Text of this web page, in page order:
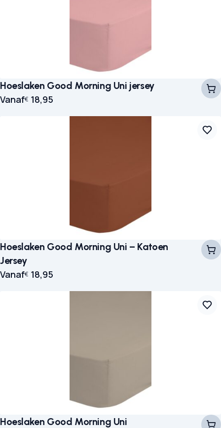
Hoeslaken Good Morning Uni jersey
Vanaf€ 18,95
Hoeslaken Good Morning Uni – Katoen
Jersey
Vanaf€ 18,95
Hoeslaken Good Morning Uni